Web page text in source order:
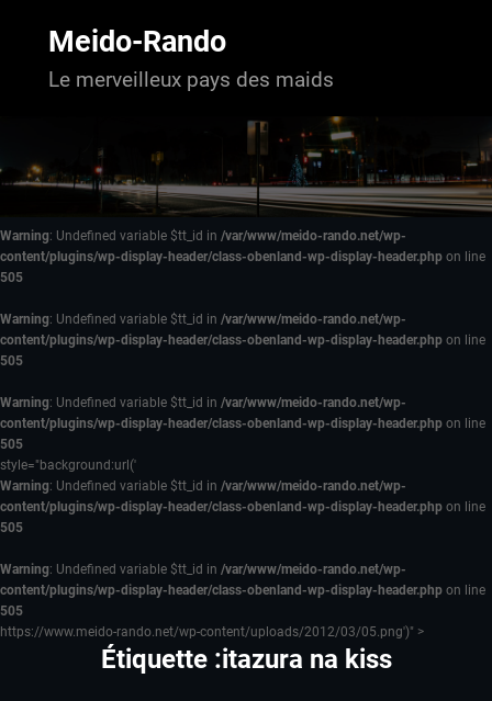
Meido-Rando
Le merveilleux pays des maids
Warning: Undefined variable $tt_id in /var/www/meido-rando.net/wp-
content/plugins/wp-display-header/class-obenland-wp-display-header.php on line
505
Warning: Undefined variable $tt_id in /var/www/meido-rando.net/wp-
content/plugins/wp-display-header/class-obenland-wp-display-header.php on line
505
Warning: Undefined variable $tt_id in /var/www/meido-rando.net/wp-
content/plugins/wp-display-header/class-obenland-wp-display-header.php on line
505
style="background:url('
Warning: Undefined variable $tt_id in /var/www/meido-rando.net/wp-
content/plugins/wp-display-header/class-obenland-wp-display-header.php on line
505
Warning: Undefined variable $tt_id in /var/www/meido-rando.net/wp-
content/plugins/wp-display-header/class-obenland-wp-display-header.php on line
505
https://www.meido-rando.net/wp-content/uploads/2012/03/05.png')" >
Étiquette :itazura na kiss